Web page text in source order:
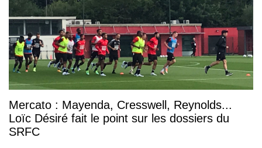
Mercato : Mayenda, Cresswell, Reynolds...
Loïc Désiré fait le point sur les dossiers du
SRFC